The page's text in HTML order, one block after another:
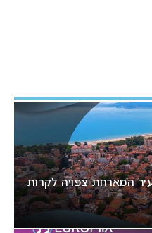
על העיר המארחת צפויה לקרות